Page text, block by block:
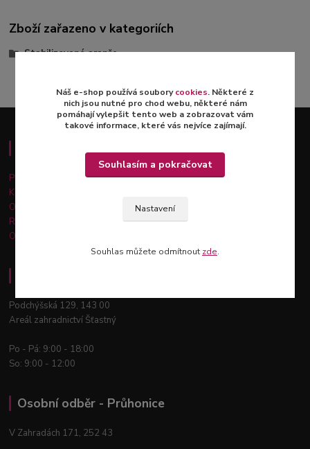
Zboží zařazeno v kategoriích
Stabilizované aranže
Důležité informace
Platba a doprava
Kontakty
Obchodní podmínky
Reklamace a vrácení zboží
Ochrana osobních údajů
Podchýšská 129, 143 00
Areál zahradnictví Šťastný
Po - Pá: 9:00 - 18:00
So: 9:00 - 12:00
Osobní odběr - Průhonice
V Zahradách 171, 252 43
Náš e-shop používá souborycookies. Některé z
nich jsou nutné pro chod webu, některé nám
pomáhají vylepšit tento web a zobrazovat vám
takové informace, které vás nejvíce zajímají.
Nastavení
Souhlasím a pokračovat
Souhlas můžete odmítnout zde.